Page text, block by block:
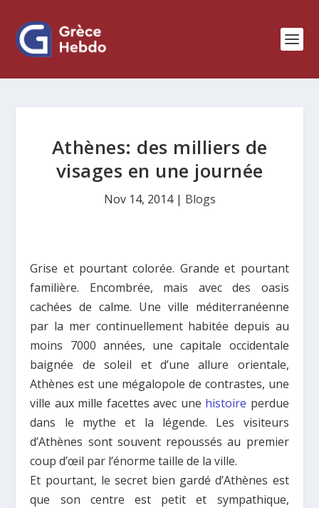
Athènes: des milliers de
visages en une journée
Nov 14, 2014| Blogs
Grise et pourtant colorée. Grande et pourtant
familière. Encombrée, mais avec des oasis
cachées de calme. Une ville méditerranéenne
par la mer continuellement habitée depuis au
moins 7000 années, une capitale occidentale
baignée de soleil et d’une allure orientale,
Athènes est une mégalopole de contrastes, une
ville aux mille facettes avec une histoire perdue
dans le mythe et la légende. Les visiteurs
d’Athènes sont souvent repoussés au premier
coup d’œil par l’énorme taille de la ville.
Et pourtant, le secret bien gardé d’Athènes est
que son centre est petit et sympathique,